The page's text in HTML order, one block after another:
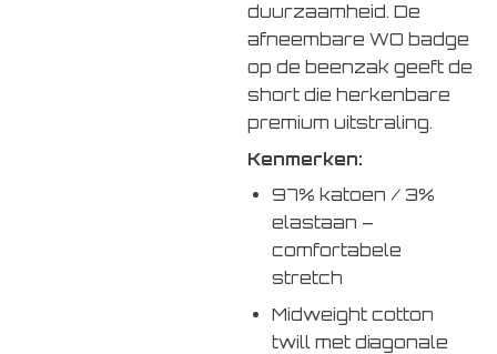
duurzaamheid. De
afneembare WO badge
op de beenzak geeft de
short die herkenbare
premium uitstraling.
Kenmerken:
97% katoen / 3%
elastaan –
comfortabele
stretch
Midweight cotton
twill met diagonale